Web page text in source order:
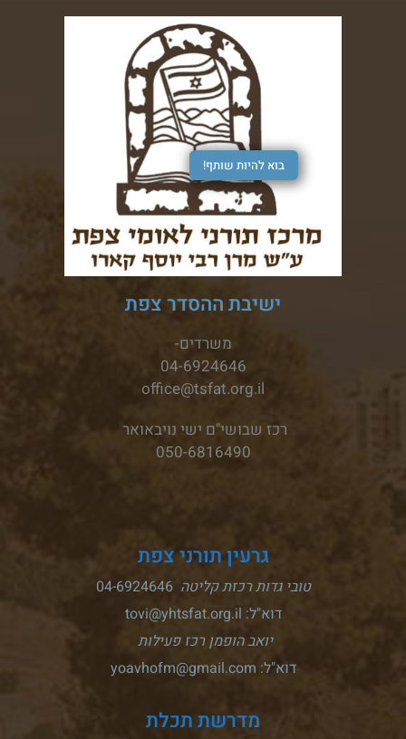
בוא להיות שותף!
ישיבת ההסדר צפת
משרדים-
04-6924646
office@tsfat.org.il
רכז שבושי"ם ישי נויבאואר
050-6816490
גרעין תורני צפת
טובי גדות רכזת קליטה
דוא"ל: tovi@yhtsfat.org.il
יואב הופמן רכז פעילות
דוא"ל: yoavhofm@gmail.com
מדרשת תכלת